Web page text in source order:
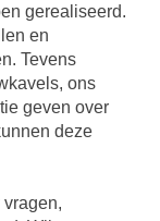
gerealiseerd.
en
Tevens
ons
geven over
deze